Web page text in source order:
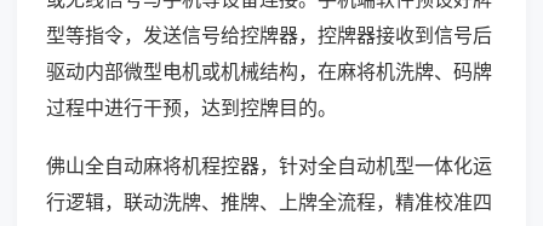
型等指令，发送信号给控牌器，控牌器接收到信号后
驱动内部微型电机或机械结构，在麻将机洗牌、码牌
过程中进行干预，达到控牌目的。
佛山全自动麻将机程控器，针对全自动机型一体化运
行逻辑，联动洗牌、推牌、上牌全流程，精准校准四